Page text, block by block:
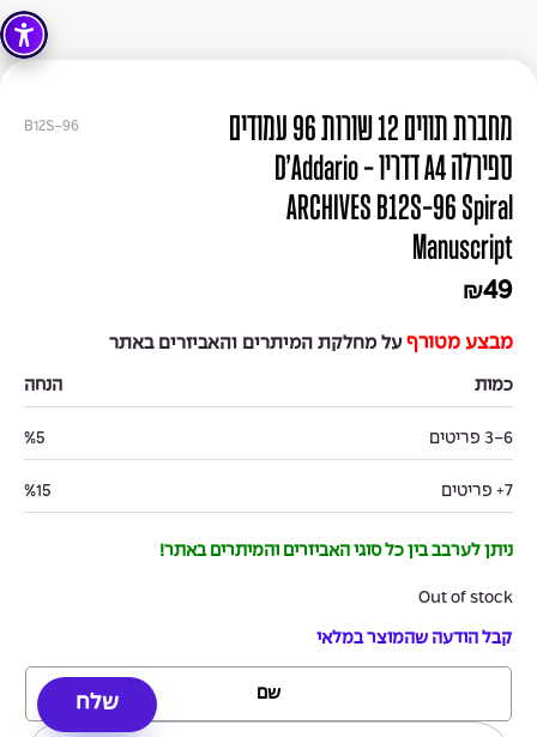
B12S-96
מחברת תווים 12 שורות 96 עמודים
ספירלה A4 דדריו - D'Addario
ARCHIVES B12S-96 Spiral
Manuscript
₪49
מבצע מטורף על מחלקת המיתרים והאביזרים באתר
כמות הנחה
3-6 פריטים %5
7+ פריטים %15
ניתן לערבב בין כל סוגי האביזרים והמיתרים באתר!
Out of stock
קבל הודעה שהמוצר במלאי